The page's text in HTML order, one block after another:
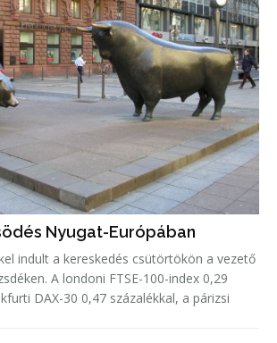
Nyugat-Európában
indult a kereskedés csütörtökön a vezető
100-index 0,29
DAX-30 0,47 százalékkal, a párizsi